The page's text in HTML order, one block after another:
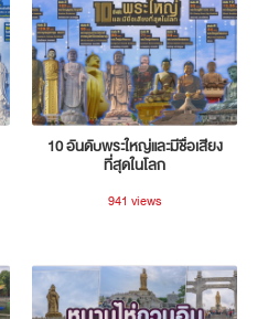
10 อันดับพระใหญ่และมีชื่อเสียง
ที่สุดในโลก
941 views